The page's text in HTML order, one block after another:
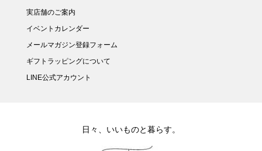
実店舗のご案内
イベントカレンダー
メールマガジン登録フォーム
ギフトラッピングについて
LINE公式アカウント
日々、いいものと暮らす。